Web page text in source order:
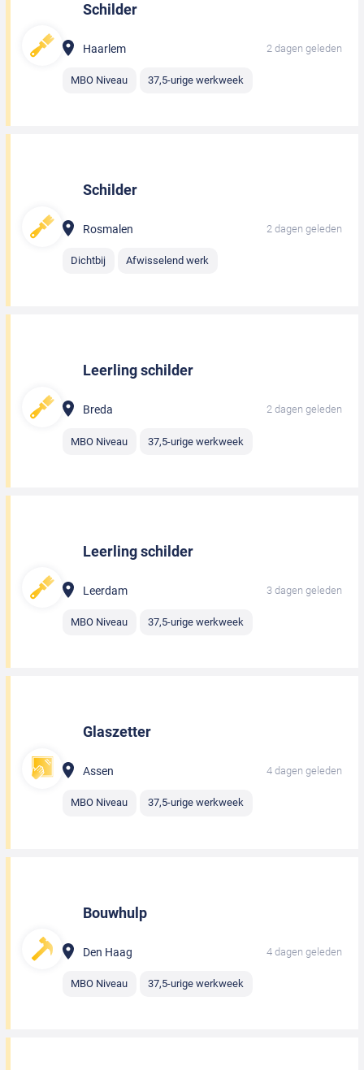
Schilder
Haarlem 2 dagen geleden
MBO Niveau 37,5-urige werkweek
Schilder
Rosmalen 2 dagen geleden
Dichtbij Afwisselend werk
Leerling schilder
Breda 2 dagen geleden
MBO Niveau 37,5-urige werkweek
Leerling schilder
Leerdam 3 dagen geleden
MBO Niveau 37,5-urige werkweek
Glaszetter
Assen 4 dagen geleden
MBO Niveau 37,5-urige werkweek
Bouwhulp
Den Haag 4 dagen geleden
MBO Niveau 37,5-urige werkweek